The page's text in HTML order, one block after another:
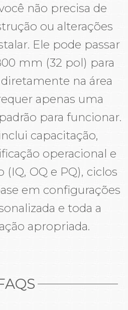
não precisa de
ou alterações
Ele pode passar
mm (32 pol) para
na área
apenas uma
para funcionar.
capacitação,
operacional e
OQ e PQ), ciclos
em configurações
e toda a
apropriada.